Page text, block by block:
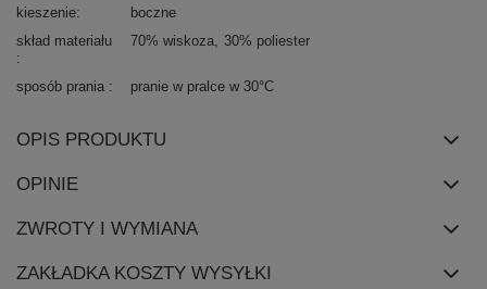
kieszenie
boczne
skład materiału
70% wiskoza 30% poliester
sposób prania pranie w pralce w 30°C
OPIS PRODUKTU
OPINIE
ZWROTY I WYMIANA
ZAKŁADKA KOSZTY WYSYŁKI